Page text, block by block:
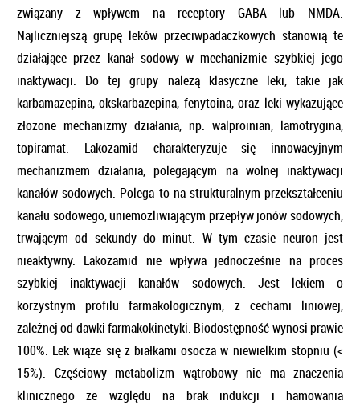
związany z wpływem na receptory GABA lub NMDA.
Najliczniejszą grupę leków przeciwpadaczkowych stanowią te
działające przez kanał sodowy w mechanizmie szybkiej jego
inaktywacji. Do tej grupy należą klasyczne leki, takie jak
karbamazepina, okskarbazepina, fenytoina, oraz leki wykazujące
złożone mechanizmy działania, np. walproinian, lamotrygina,
topiramat. Lakozamid charakteryzuje się innowacyjnym
mechanizmem działania, polegającym na wolnej inaktywacji
kanałów sodowych. Polega to na strukturalnym przekształceniu
kanału sodowego, uniemożliwiającym przepływ jonów sodowych,
trwającym od sekundy do minut. W tym czasie neuron jest
nieaktywny. Lakozamid nie wpływa jednocześnie na proces
szybkiej inaktywacji kanałów sodowych. Jest lekiem o
korzystnym profilu farmakologicznym, z cechami liniowej,
zależnej od dawki farmakokinetyki. Biodostępność wynosi prawie
100%. Lek wiąże się z białkami osocza w niewielkim stopniu (<
15%). Częściowy metabolizm wątrobowy nie ma znaczenia
klinicznego ze względu na brak indukcji i hamowania